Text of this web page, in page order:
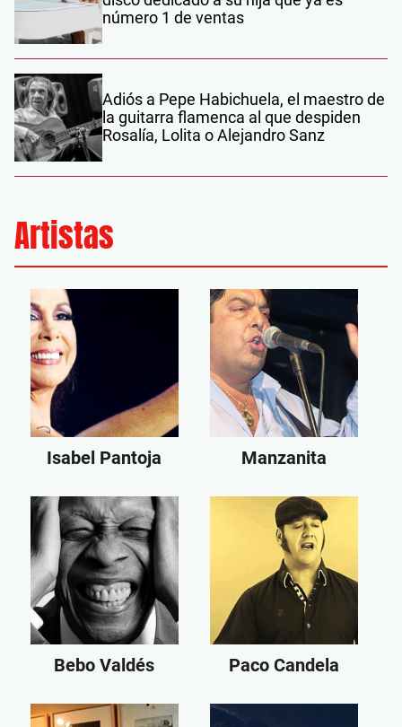
número 1 de ventas
Adiós a Pepe Habichuela, el maestro de
la guitarra flamenca al que despiden
Rosalía, Lolita o Alejandro Sanz
Artistas
Isabel Pantoja Manzanita
Bebo Valdés Paco Candela